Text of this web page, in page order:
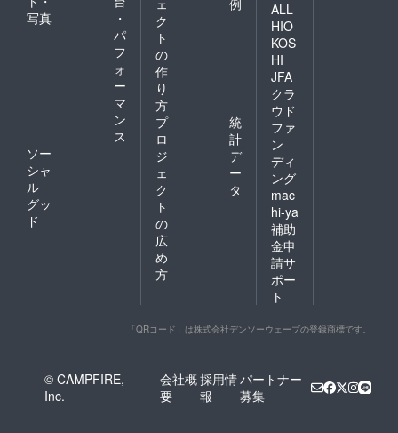
写真
・
パ
フ
ォ
ー
マ
ン
ス
ソー
シャ
ル
グッ
ド
ク
ト
の
作
り
方
プ
ロ
ジ
ェ
ク
ト
の
広
め
方
統
計
デ
ー
タ
ALL
HIO
KOS
HI
JFA
クラ
ウド
ファ
ン
ディ
ング
mac
hi-ya
補助
金申
請サ
ポー
ト
「QRコード」は株式会社デンソーウェーブの登録商標です。
© CAMPFIRE,
Inc.
会社概
要
採用情
報
パートナー
募集